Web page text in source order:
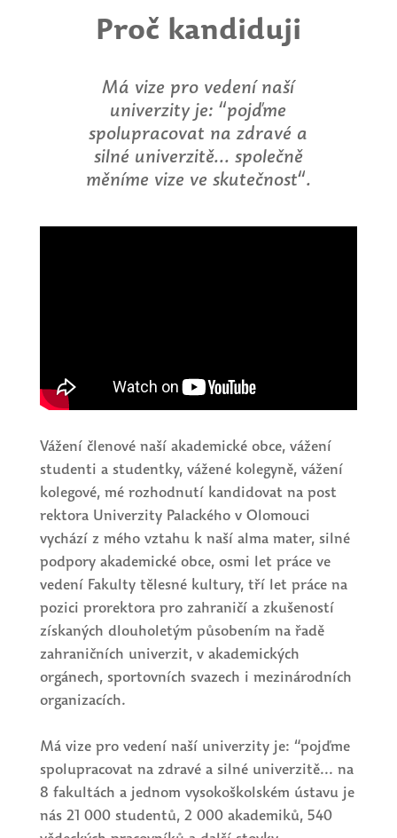
Proč kandiduji
Má vize pro vedení naší
univerzity je: “pojďme
spolupracovat na zdravé a
silné univerzitě... společně
měníme vize ve skutečnost“.
Vážení členové naší akademické obce, vážení
studenti a studentky, vážené kolegyně, vážení
kolegové, mé rozhodnutí kandidovat na post
rektora Univerzity Palackého v Olomouci
vychází z mého vztahu k naší alma mater, silné
podpory akademické obce, osmi let práce ve
vedení Fakulty tělesné kultury, tří let práce na
pozici prorektora pro zahraničí a zkušeností
získaných dlouholetým působením na řadě
zahraničních univerzit, v akademických
orgánech, sportovních svazech i mezinárodních
organizacích.
Má vize pro vedení naší univerzity je: “pojďme
spolupracovat na zdravé a silné univerzitě... na
8 fakultách a jednom vysokoškolském ústavu je
nás 21 000 studentů, 2 000 akademiků, 540